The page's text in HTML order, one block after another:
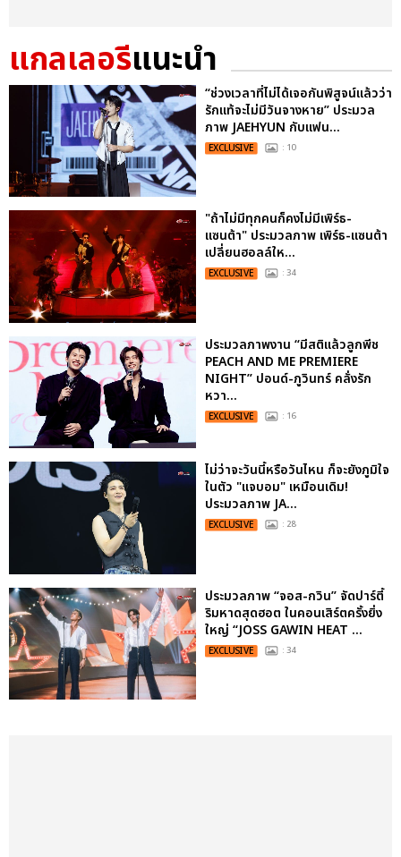
แกลเลอรีแนะนำ
“ช่วงเวลาที่ไม่ได้เจอกันพิสูจน์แล้วว่า
รักแท้จะไม่มีวันจางหาย” ประมวล
ภาพ JAEHYUN กับแฟน...
EXCLUSIVE : 10
"ถ้าไม่มีทุกคนก็คงไม่มีเพิร์ธ-
แซนต้า" ประมวลภาพ เพิร์ธ-แซนต้า
เปลี่ยนฮอลล์ให...
EXCLUSIVE : 34
ประมวลภาพงาน “มีสติแล้วลูกพีช
PEACH AND ME PREMIERE
NIGHT” ปอนด์-ภูวินทร์ คลั่งรัก
หวา...
EXCLUSIVE : 16
ไม่ว่าจะวันนี้หรือวันไหน ก็จะยังภูมิใจ
ในตัว "แจบอม" เหมือนเดิม!
ประมวลภาพ JA...
EXCLUSIVE : 28
ประมวลภาพ “จอส-กวิน” จัดปาร์ตี้
ริมหาดสุดฮอต ในคอนเสิร์ตครั้งยิ่ง
ใหญ่ “JOSS GAWIN HEAT ...
EXCLUSIVE : 34